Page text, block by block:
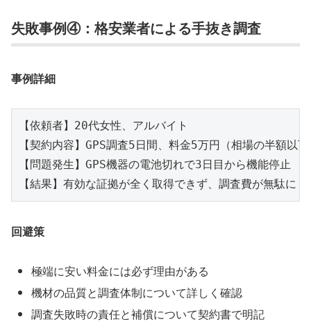
失敗事例④：格安業者による手抜き調査
事例詳細
【依頼者】20代女性、アルバイト
【契約内容】GPS調査5日間、料金5万円（相場の半額以
【問題発生】GPS機器の電池切れで3日目から機能停止
回避策
極端に安い料金には必ず理由がある
機材の品質と調査体制について詳しく確認
調査失敗時の責任と補償について契約書で明記